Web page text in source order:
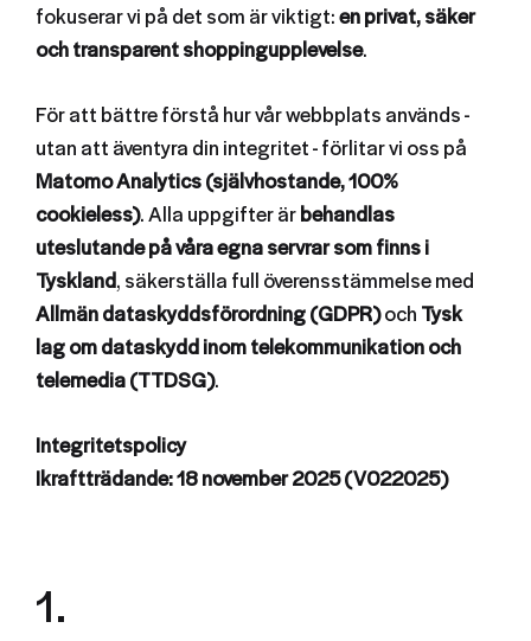
fokuserar vi på det som är viktigt:en privat, säker
och transparent shoppingupplevelse.
För att bättre förstå hur vår webbplats används -
utan att äventyra din integritet - förlitar vi oss på
Matomo Analytics (självhostande, 100%
cookieless). Alla uppgifter ärbehandlas
uteslutande på våra egna servrar som finns i
Tyskland, säkerställa full överensstämmelse med
Allmän dataskyddsförordning (GDPR)och Tysk
lag om dataskydd inom telekommunikation och
telemedia (TTDSG).
Integritetspolicy
Ikraftträdande: 18 november 2025 (V022025)
1.